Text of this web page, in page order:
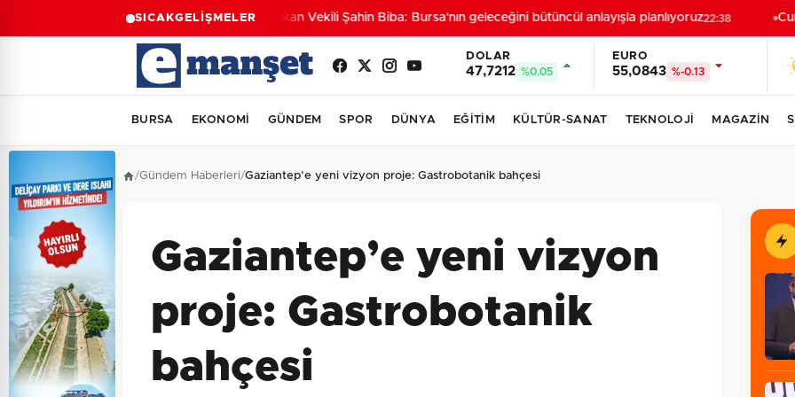
SICAKGELİŞMELERBaşkan Vekili Şahin Biba: Bursa'nın geleceğini bütüncül anlayışla planlıyoruz22:38
DOLAR
47,7212 %0.05
EURO
55,0843 %-0.13
BURSA EKONOMİ GÜNDEM SPOR DÜNYA EĞİTİM KÜLTÜR-SANAT TEKNOLOJİ MAGAZİN
/Gündem Haberleri/Gaziantep’e yeni vizyon proje: Gastrobotanik bahçesi
Gaziantep’e yeni vizyon
proje: Gastrobotanik
bahçesi